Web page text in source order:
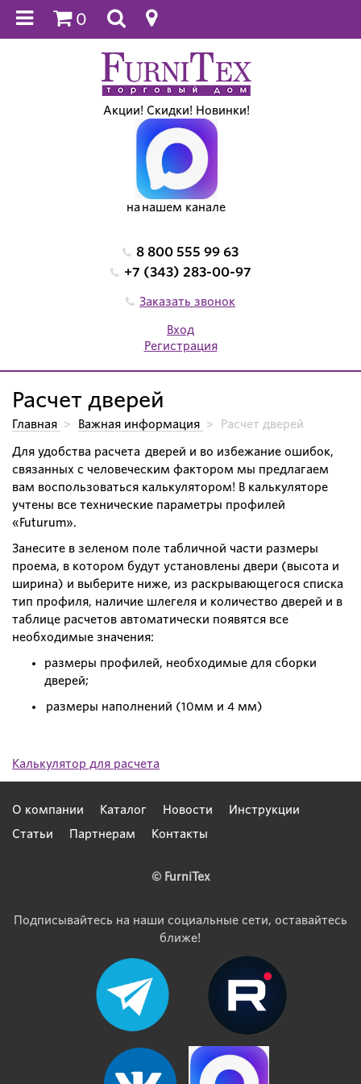
0
Акции! Скидки! Новинки!
на нашем канале
8 800 555 99 63
+7 (343) 283-00-97
Заказать звонок
Вход
Регистрация
Расчет дверей
Главная > Важная информация > Расчет дверей
Для удобства расчета дверей и во избежание ошибок,
связанных с человеческим фактором мы предлагаем
вам воспользоваться калькулятором! В калькуляторе
учтены все технические параметры профилей
«Futurum».
Занесите в зеленом поле табличной части размеры
проема, в котором будут установлены двери (высота и
ширина) и выберите ниже, из раскрывающегося списка
тип профиля, наличие шлегеля и количество дверей и в
таблице расчетов автоматически появятся все
необходимые значения:
размеры профилей, необходимые для сборки
дверей;
размеры наполнений (10мм и 4 мм)
Калькулятор для расчета
О компании Каталог Новости
Инструкции
Статьи
Партнерам Контакты
© FurniTex
Подписывайтесь на наши социальные сети, оставайтесь
ближе!